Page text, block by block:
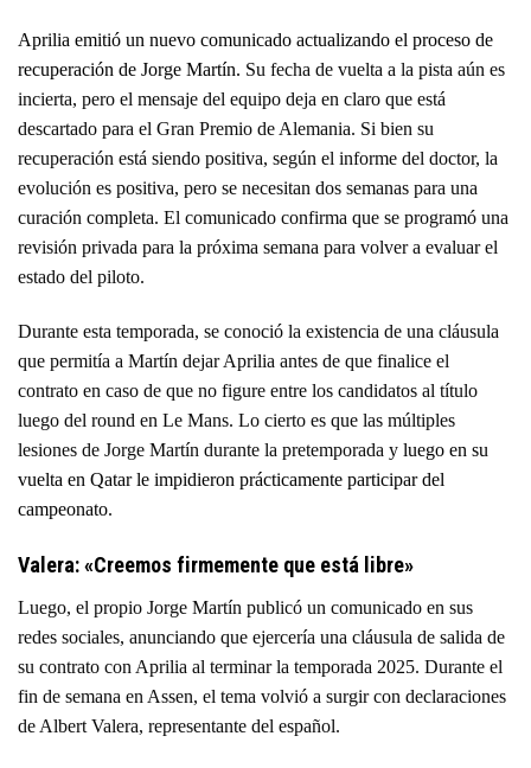
Aprilia emitió un nuevo comunicado actualizando el proceso de
recuperación de Jorge Martín. Su fecha de vuelta a la pista aún es
incierta, pero el mensaje del equipo deja en claro que está
descartado para el Gran Premio de Alemania. Si bien su
recuperación está siendo positiva, según el informe del doctor, la
evolución es positiva, pero se necesitan dos semanas para una
curación completa. El comunicado confirma que se programó una
revisión privada para la próxima semana para volver a evaluar el
estado del piloto.
Durante esta temporada, se conoció la existencia de una cláusula
que permitía a Martín dejar Aprilia antes de que finalice el
contrato en caso de que no figure entre los candidatos al título
luego del round en Le Mans. Lo cierto es que las múltiples
lesiones de Jorge Martín durante la pretemporada y luego en su
vuelta en Qatar le impidieron prácticamente participar del
campeonato.
Valera: «Creemos firmemente que está libre»
Luego, el propio Jorge Martín publicó un comunicado en sus
redes sociales, anunciando que ejercería una cláusula de salida de
su contrato con Aprilia al terminar la temporada 2025. Durante el
fin de semana en Assen, el tema volvió a surgir con declaraciones
de Albert Valera, representante del español.